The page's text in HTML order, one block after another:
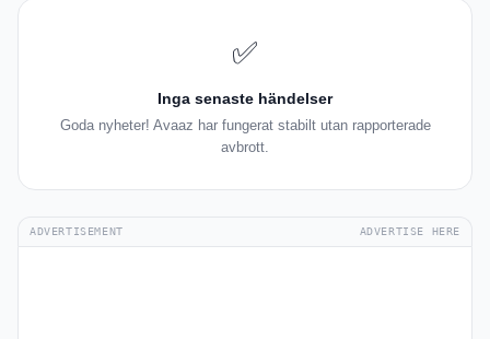
✅
Inga senaste händelser
Goda nyheter! Avaaz har fungerat stabilt utan rapporterade
avbrott.
ADVERTISEMENT ADVERTISE HERE